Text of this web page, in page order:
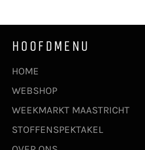
HOOFDMENU
HOME
WEBSHOP
WEEKMARKT MAASTRICHT
STOFFENSPEKTAKEL